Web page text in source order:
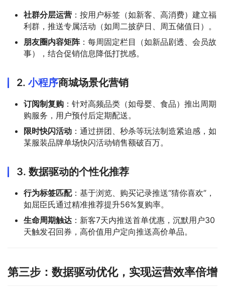
社群分层运营 ：按用户标签（如新客、高消费）建立福
利群，推送专属活动（如周二披萨日、周五储值日）。
朋友圈内容矩阵：每周固定栏目（如新品剧透、会员故
事），结合促销信息降低打扰感。
2. 小程序商城场景化营销
订阅制复购 ：针对高频品类（如母婴、食品）推出周期
购服务，用户预付后定期配送。
限时快闪活动 ：通过拼团、秒杀等玩法制造紧迫感，如
某服装品牌单场快闪活动销售额破百万。
3. 数据驱动的个性化推荐
行为标签匹配：基于浏览、购买记录推送“猜你喜欢”，
如屈臣氏通过精准推荐提升56%复购率。
生命周期触达 ：新客7天内推送首单优惠，沉默用户30
天触发召回券，高价值用户定向推送高价单品。
第三步：数据驱动优化，实现运营效率倍增